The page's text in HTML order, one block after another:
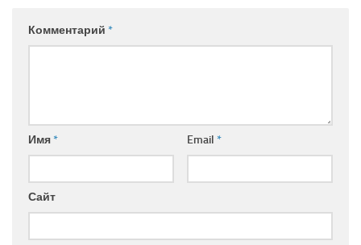
Комментарий *
Имя* Email *
Сайт